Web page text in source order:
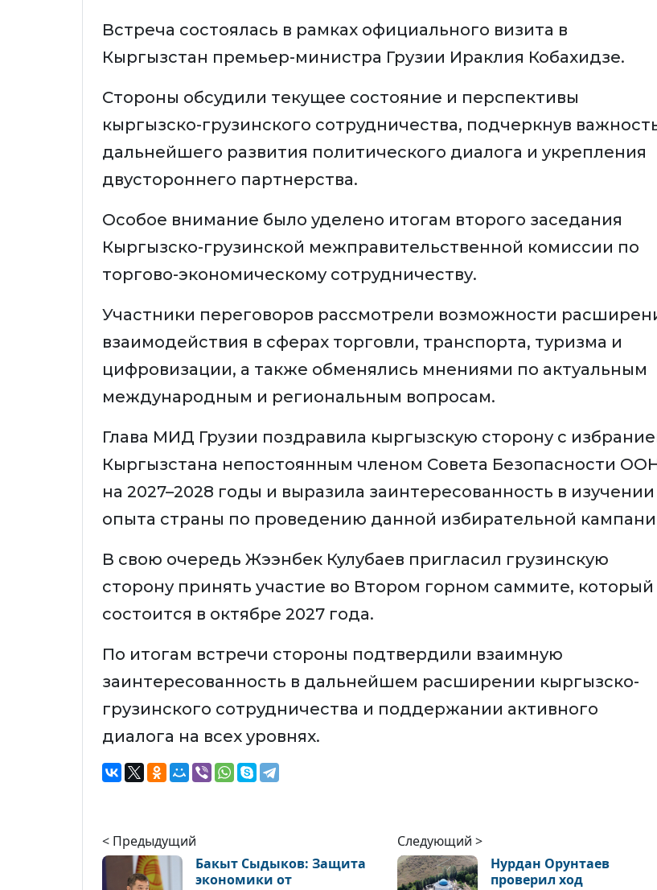
Встреча состоялась в рамках официального визита в
Кыргызстан премьер-министра Грузии Ираклия Кобахидзе.
Стороны обсудили текущее состояние и перспективы
кыргызско-грузинского сотрудничества, подчеркнув
дальнейшего развития политического диалога и укрепления
двустороннего партнерства.
Особое внимание было уделено итогам второго заседания
Кыргызско-грузинской межправительственной комиссии по
торгово-экономическому сотрудничеству.
Участники переговоров рассмотрели возможности
взаимодействия в сферах торговли, транспорта, туризма и
цифровизации, а также обменялись мнениями по актуальным
международным и региональным вопросам.
Глава МИД Грузии поздравила кыргызскую сторону с
Кыргызстана непостоянным членом Совета Безопасности
на 2027–2028 годы и выразила заинтересованность в изучении
опыта страны по проведению данной избирательной
В свою очередь Жээнбек Кулубаев пригласил грузинскую
сторону принять участие во Втором горном саммите, который
состоится в октябре 2027 года.
По итогам встречи стороны подтвердили взаимную
заинтересованность в дальнейшем расширении кыргызско-
грузинского сотрудничества и поддержании активного
диалога на всех уровнях.
< Предыдущий
Бакыт Сыдыков: Защита
экономики от
Следующий >
Нурдан Орунтаев
проверил ход